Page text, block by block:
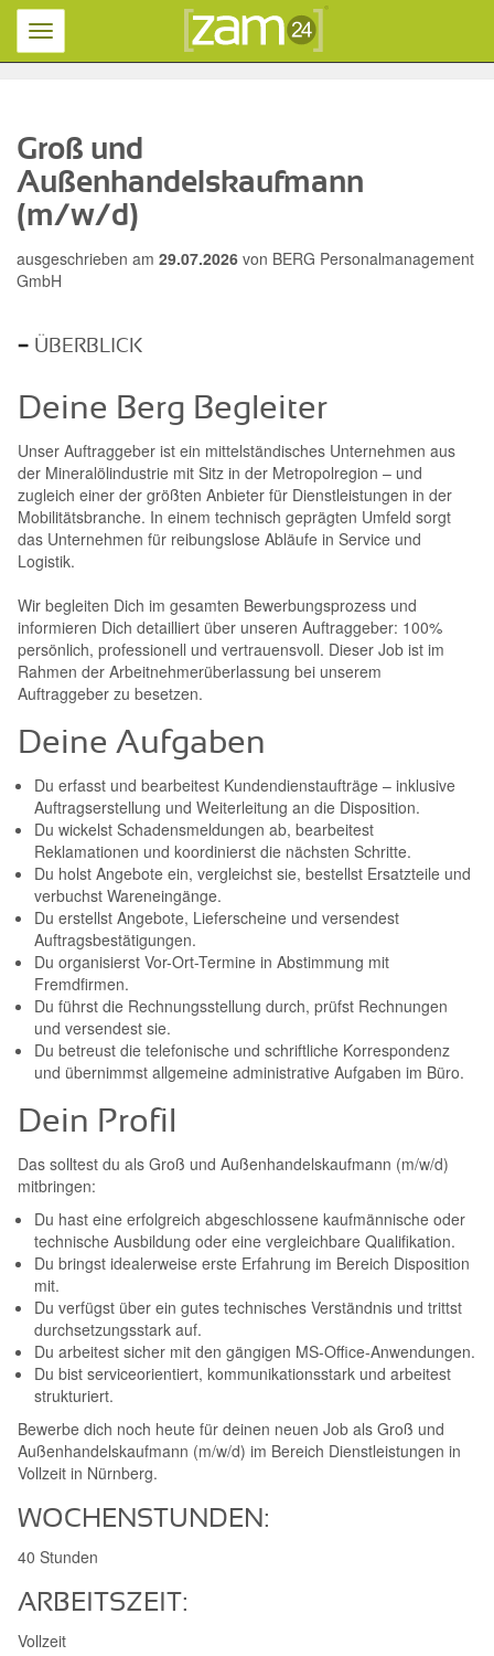
Toggle
navigation
Groß und
Außenhandelskaufmann
(m/w/d)
ausgeschrieben am 29.07.2026 von BERG Personalmanagement
GmbH
ÜBERBLICK
Deine Berg Begleiter
Unser Auftraggeber ist ein mittelständisches Unternehmen aus
der Mineralölindustrie mit Sitz in der Metropolregion – und
zugleich einer der größten Anbieter für Dienstleistungen in der
Mobilitätsbranche. In einem technisch geprägten Umfeld sorgt
das Unternehmen für reibungslose Abläufe in Service und
Logistik.
Wir begleiten Dich im gesamten Bewerbungsprozess und
informieren Dich detailliert über unseren Auftraggeber: 100%
persönlich, professionell und vertrauensvoll. Dieser Job ist im
Rahmen der Arbeitnehmerüberlassung bei unserem
Auftraggeber zu besetzen.
Deine Aufgaben
Du erfasst und bearbeitest Kundendienstaufträge – inklusive
Auftragserstellung und Weiterleitung an die Disposition.
Du wickelst Schadensmeldungen ab, bearbeitest
Reklamationen und koordinierst die nächsten Schritte.
Du holst Angebote ein, vergleichst sie, bestellst Ersatzteile und
verbuchst Wareneingänge.
Du erstellst Angebote, Lieferscheine und versendest
Auftragsbestätigungen.
Du organisierst Vor-Ort-Termine in Abstimmung mit
Fremdfirmen.
Du führst die Rechnungsstellung durch, prüfst Rechnungen
und versendest sie.
Du betreust die telefonische und schriftliche Korrespondenz
und übernimmst allgemeine administrative Aufgaben im Büro.
Dein Profil
Das solltest du als Groß und Außenhandelskaufmann (m/w/d)
mitbringen:
Du hast eine erfolgreich abgeschlossene kaufmännische oder
technische Ausbildung oder eine vergleichbare Qualifikation.
Du bringst idealerweise erste Erfahrung im Bereich Disposition
mit.
Du verfügst über ein gutes technisches Verständnis und trittst
durchsetzungsstark auf.
Du arbeitest sicher mit den gängigen MS-Office-Anwendungen.
Du bist serviceorientiert, kommunikationsstark und arbeitest
strukturiert.
Bewerbe dich noch heute für deinen neuen Job als Groß und
Außenhandelskaufmann (m/w/d) im Bereich Dienstleistungen in
Vollzeit in Nürnberg.
WOCHENSTUNDEN:
40 Stunden
ARBEITSZEIT:
Vollzeit